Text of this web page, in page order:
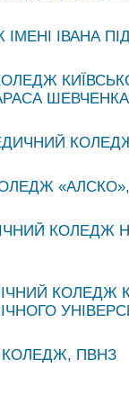
ІВАНА
ШЕВЧЕНКА
КОЛЕДЖ
КОЛЕДЖ
ПВНЗ